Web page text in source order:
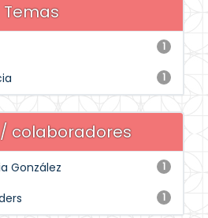
Temas
1
1
colaboradores
1
González
1